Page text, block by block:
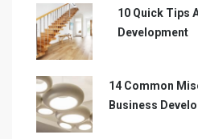
10 Quick Tips
Development
14 Common
Business